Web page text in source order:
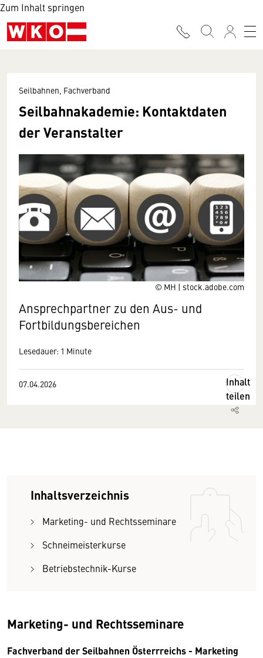
Zum Inhalt springen
© MH | stock.adobe.com
Seilbahnen, Fachverband
Seilbahnakademie: Kontaktdaten
der Veranstalter
Ansprechpartner zu den Aus- und
Fortbildungsbereichen
Lesedauer: 1 Minute
07.04.2026
Inhalt
teilen
Inhaltsverzeichnis
Marketing- und Rechtsseminare
Schneimeisterkurse
Betriebstechnik-Kurse
Marketing- und Rechtsseminare
Fachverband der Seilbahnen Österrreichs - Marketing